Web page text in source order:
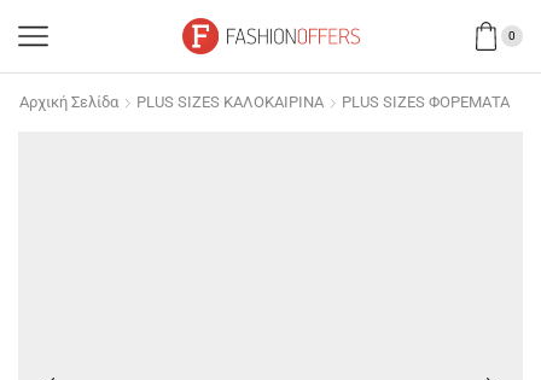
0
Αρχική Σελίδα PLUS SIZES ΚΑΛΟΚΑΙΡΙΝΑ PLUS SIZES ΦΟΡΕΜΑΤΑ